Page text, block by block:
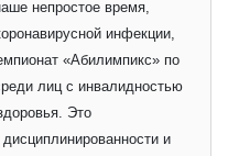
непростое время,
инфекции,
«Абилимпикс» по
лиц с инвалидностью
Это
и